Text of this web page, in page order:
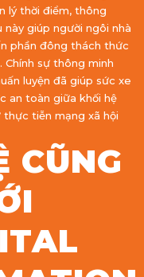
lý thời điểm, thông
giúp người ngôi nhà
phần đông thách thức
sự thông minh
luyện đã giúp sức xe
an toàn giữa khối hệ
tiễn mạng xã hội
CŨNG